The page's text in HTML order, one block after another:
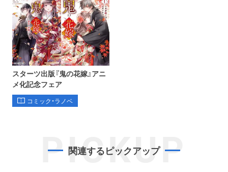
スターツ出版『鬼の花嫁』アニ
メ化記念フェア
コミック・ラノベ
PICKUP
関連するピックアップ